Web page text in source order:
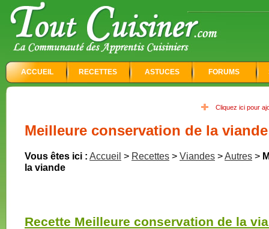
ACCUEIL RECETTES ASTUCES FORUMS
Cliquez ici pour
Meilleure conservation de la viande
Vous êtes ici : Accueil > Recettes > Viandes >Autres >
la viande
Recette Meilleure conservation de la